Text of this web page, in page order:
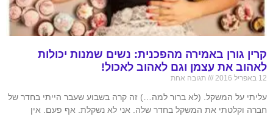
קרין גורן באמירה מהפכנית: נשים שמנות יכולות
לאהוב את עצמן וגם לאהוב לאכול!
12 באפריל 2016 תגובה אחת
עליתי על המשקל. (לא ברור למה…) זה קרה בשבוע שעבר הייתי בחדר של
חברה וקלטתי את המשקל בחדר שלה. אני לא נשקלת. אף פעם. אין